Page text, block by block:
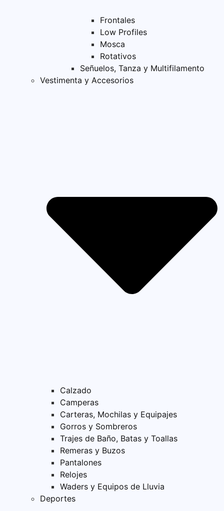
Frontales
Low Profiles
Mosca
Rotativos
Señuelos, Tanza y Multifilamento
Vestimenta y Accesorios
Calzado
Camperas
Carteras, Mochilas y Equipajes
Gorros y Sombreros
Trajes de Baño, Batas y Toallas
Remeras y Buzos
Pantalones
Relojes
Waders y Equipos de Lluvia
Deportes